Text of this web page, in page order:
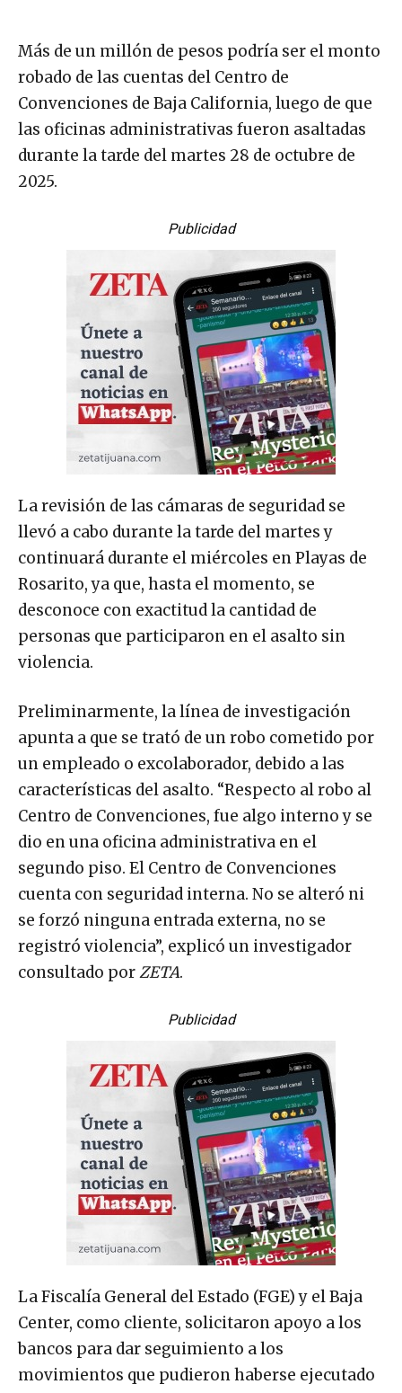
Más de un millón de pesos podría ser el monto
robado de las cuentas del Centro de
Convenciones de Baja California, luego de que
las oficinas administrativas fueron asaltadas
durante la tarde del martes 28 de octubre de
2025.
Publicidad
La revisión de las cámaras de seguridad se
llevó a cabo durante la tarde del martes y
continuará durante el miércoles en Playas de
Rosarito, ya que, hasta el momento, se
desconoce con exactitud la cantidad de
personas que participaron en el asalto sin
violencia.
Preliminarmente, la línea de investigación
apunta a que se trató de un robo cometido por
un empleado o excolaborador, debido a las
características del asalto. “Respecto al robo al
Centro de Convenciones, fue algo interno y se
dio en una oficina administrativa en el
segundo piso. El Centro de Convenciones
cuenta con seguridad interna. No se alteró ni
se forzó ninguna entrada externa, no se
registró violencia”, explicó un investigador
consultado porZETA.
Publicidad
La Fiscalía General del Estado (FGE) y el Baja
Center, como cliente, solicitaron apoyo a los
bancos para dar seguimiento a los
movimientos que pudieron haberse ejecutado